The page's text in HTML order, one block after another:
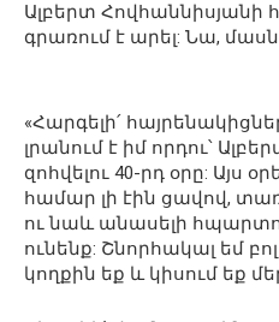
Ալբերտ Հովհաննիսյանի
գրառում է արել: Նա,
«Հարգելի՛
լրանում է իմ որդու՝
զոհվելու 40-րդ օրը: Այս
համար լի էին ցավով,
ու նաև անասելի
ունենք: Շնորհակալ եմ
կողքին եք և կիսում եք